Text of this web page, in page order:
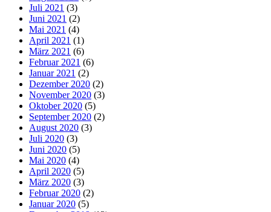
Juli 2021 (3)
Juni 2021 (2)
Mai 2021 (4)
April 2021 (1)
März 2021 (6)
Februar 2021 (6)
Januar 2021 (2)
Dezember 2020 (2)
November 2020 (3)
Oktober 2020 (5)
September 2020 (2)
August 2020 (3)
Juli 2020 (3)
Juni 2020 (5)
Mai 2020 (4)
April 2020 (5)
März 2020 (3)
Februar 2020 (2)
Januar 2020 (5)